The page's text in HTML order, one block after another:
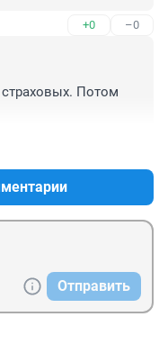
+0 –0
Потом
Отправить